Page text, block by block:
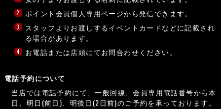
2 ポイント会員個人専用ページから発信できます。
3
スタッフよりお渡しするイベントカードなどに記載され
る場合があります。
4 お電話または店頭にてお問合わせください。
電話予約について
当店では電話予約にて、一般回線、会員専用電話番号から本
日、明日(前日)、明後日(2日前)のご予約を承っております。